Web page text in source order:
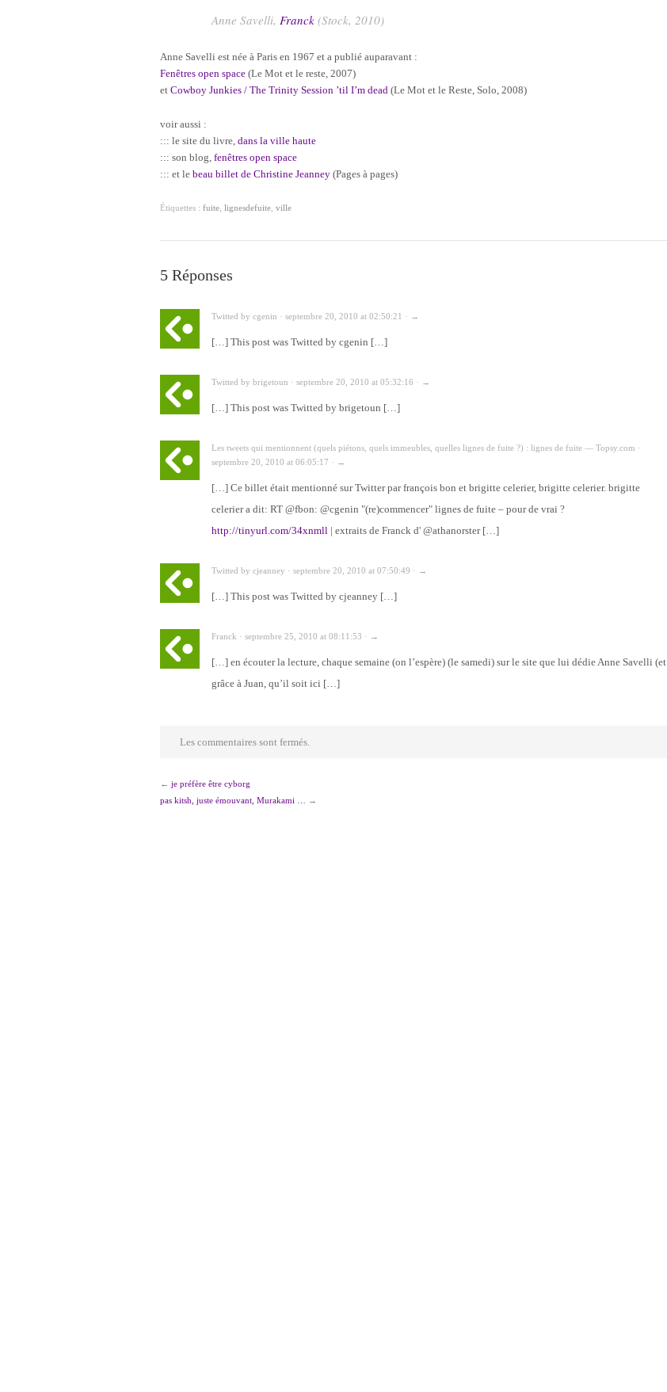
Anne Savelli, Franck (Stock, 2010)
Anne Savelli est née à Paris en 1967 et a publié auparavant :
Fenêtres open space (Le Mot et le reste, 2007)
et Cowboy Junkies / The Trinity Session ’til I’m dead (Le Mot et le Reste, Solo, 2008)
voir aussi :
::: le site du livre, dans la ville haute
::: son blog, fenêtres open space
::: et le beau billet de Christine Jeanney (Pages à pages)
Étiquettes : fuite lignesdefuite ville
5 Réponses
Twitted by cgenin · septembre 20, 2010 at 02:50:21 · →
[…] This post was Twitted by cgenin […]
Twitted by brigetoun · septembre 20, 2010 at 05:32:16 · →
[…] This post was Twitted by brigetoun […]
Les tweets qui mentionnent (quels piétons, quels immeubles, quelles lignes de fuite ?) : lignes de fuite — Topsy.com ·
septembre 20, 2010 at 06:05:17 · →
[…] Ce billet était mentionné sur Twitter par françois bon et brigitte celerier, brigitte celerier. brigitte
celerier a dit: RT @fbon: @cgenin "(re)commencer" lignes de fuite – pour de vrai ?
http://tinyurl.com/34xnmll | extraits de Franck d' @athanorster […]
Twitted by cjeanney · septembre 20, 2010 at 07:50:49 · →
[…] This post was Twitted by cjeanney […]
Franck · septembre 25, 2010 at 08:11:53 · →
[…] en écouter la lecture, chaque semaine (on l’espère) (le samedi) sur le site que lui dédie Anne Savelli (et
grâce à Juan, qu’il soit ici […]
Les commentaires sont fermés.
← je préfère être cyborg
pas kitsh, juste émouvant, Murakami …
→